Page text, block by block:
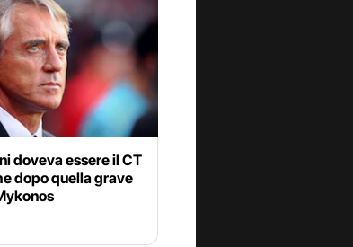
doveva essere il CT
dopo quella grave